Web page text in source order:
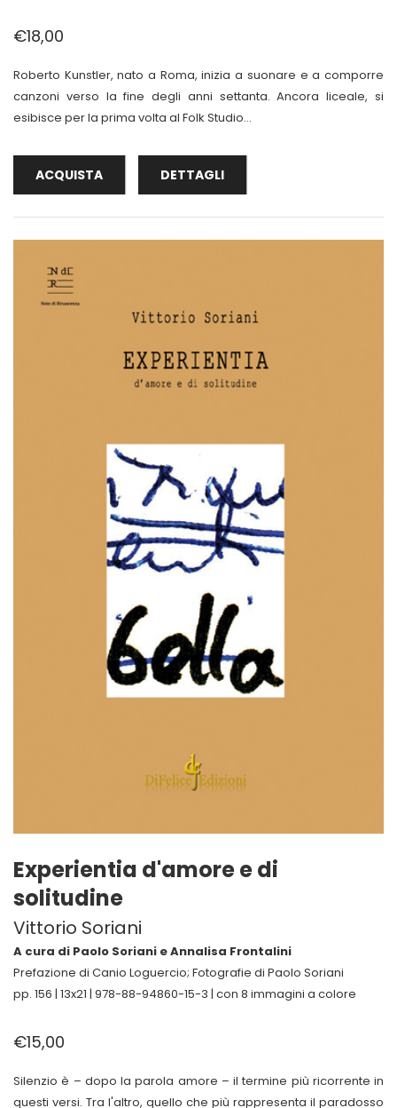
€18,00
Roberto Kunstler, nato a Roma, inizia a suonare e a comporre
canzoni verso la fine degli anni settanta. Ancora liceale, si
esibisce per la prima volta al Folk Studio...
ACQUISTA DETTAGLI
Experientia d'amore e di
solitudine
Vittorio Soriani
A cura di Paolo Soriani e Annalisa Frontalini
Prefazione di Canio Loguercio; Fotografie di Paolo Soriani
pp. 156 | 13x21 | 978-88-94860-15-3 | con 8 immagini a colore
€15,00
Silenzio è – dopo la parola amore – il termine più ricorrente in
questi versi. Tra l'altro, quello che più rappresenta il paradosso